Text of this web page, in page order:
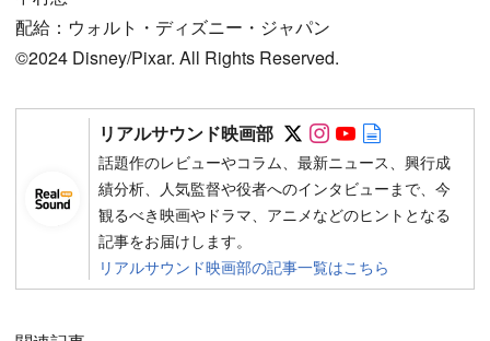
配給：ウォルト・ディズニー・ジャパン
©️2024 Disney/Pixar. All Rights Reserved.
リアルサウンド映画部 Follow on SNS
Follow on SNS
Follow on
話題作のレビューやコラム、最新ニュース、興行成
績分析、人気監督や役者へのインタビューまで、今
観るべき映画やドラマ、アニメなどのヒントとなる
記事をお届けします。
リアルサウンド映画部の記事一覧はこちら